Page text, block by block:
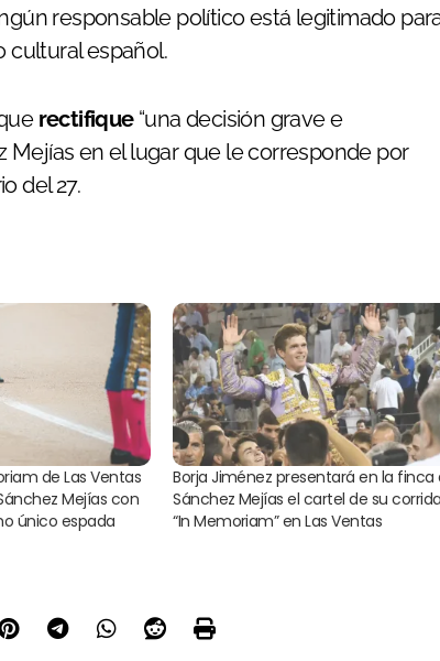
responsable político está legitimado
cultural español.
rectifique“una decisión grave e
Mejías en el lugar que le corresponde por
del 27.
de Las Ventas
Mejías con
único espada
Borja Jiménez presentará en la finca
Sánchez Mejías el cartel de su corrida
“In Memoriam” en Las Ventas